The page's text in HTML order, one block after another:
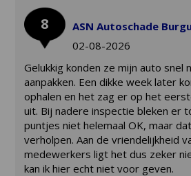
8
ASN Autoschade
02-08-2026
Gelukkig konden ze mijn auto snel
aanpakken. Een dikke week later
ophalen en het zag er op het
uit. Bij nadere inspectie bleken er
puntjes niet helemaal OK, maar
verholpen. Aan de vriendelijkheid
medewerkers ligt het dus zeker
kan ik hier echt niet voor geven.